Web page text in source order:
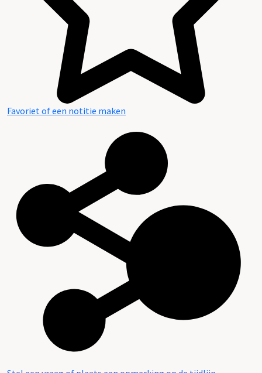
Favoriet of een notitie maken